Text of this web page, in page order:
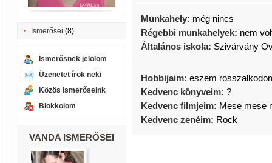
Ismerősei (8)
Ismerősnek jelölöm
Üzenetet írok neki
Közös ismerőseink
Blokkolom
VANDA ISMERŐSEI
Munkahely: még nincs
Régebbi munkahelyek: nem
Általános iskola: Szivárvány
Hobbijaim: eszem
Kedvenc könyveim: ?
Kedvenc filmjeim: Mese mese
Kedvenc zenéim: Rock